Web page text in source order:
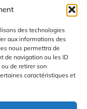
des technologies
aux informations des
nous permettra de
de navigation ou les ID
de retirer son
caractéristiques et
du site